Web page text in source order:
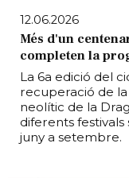
12.06.2026
Més d'un
completen la
La 6a edició del
recuperació de la
neolític de la
diferents
juny a setembre.